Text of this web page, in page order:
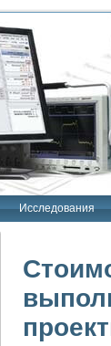
Исследования
"Сигнал-USB"
Интроскан